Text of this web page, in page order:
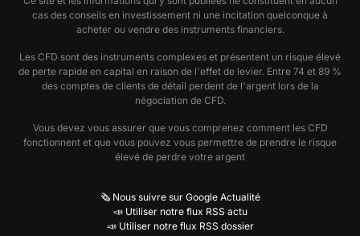
cas des conseils en investissement ni une incitation quelconque à
acheter ou vendre des instruments financiers.
Les CFD sont des instruments complexes et présentent un risque élevé
de perte rapide en capital en raison de l'effet de levier. Entre 74 et 89 %
des comptes de clients de détail perdent de l'argent lors de la
négociation de CFD.
Vous devez vous assurer que vous comprenez comment les CFD
fonctionnent et que vous pouvez vous permettre de prendre le risque
élevé de perdre votre argent
🗞️ Nous suivre sur Google Actualité
📣 Utiliser notre flux RSS actu
📣 Utiliser notre flux RSS dossier